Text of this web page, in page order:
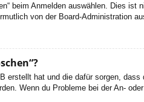
beim Anmelden auswählen. Dies
von der Board-Administration
erstellt hat und die dafür sorgen,
Wenn du Probleme bei der An-